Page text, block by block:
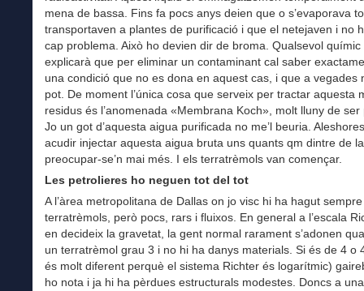
mena de bassa. Fins fa pocs anys deien que o s’evaporava
transportaven a plantes de purificació i que el netejaven i no
cap problema. Això ho devien dir de broma. Qualsevol químic
explicarà que per eliminar un contaminant cal saber
una condició que no es dona en aquest cas, i que a vegades
pot. De moment l’única cosa que serveix per tractar aquesta
residus és l’anomenada «Membrana Koch», molt lluny de ser
Jo un got d’aquesta aigua purificada no me’l beuria.
acudir injectar aquesta aigua bruta uns quants qm dintre de
preocupar-se’n mai més. I els terratrèmols van començar.
Les petrolieres ho neguen tot del tot
A l’àrea metropolitana de Dallas on jo visc hi ha hagut sempre
terratrèmols, però pocs, rars i fluixos. En general a l’escala
en decideix la gravetat, la gent normal rarament s’adonen
un terratrèmol grau 3 i no hi ha danys materials. Si és de 4 o
és molt diferent perquè el sistema Richter és logarítmic)
ho nota i ja hi ha pèrdues estructurals modestes. Doncs a